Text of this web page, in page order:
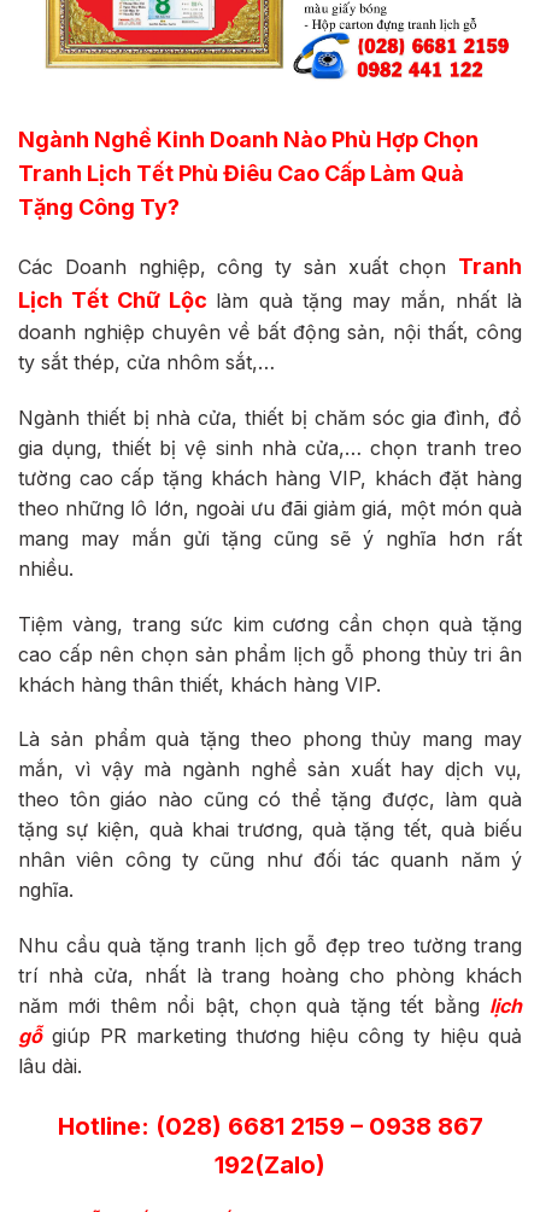
Ngành Nghề Kinh Doanh Nào Phù Hợp Chọn
Tranh Lịch Tết Phù Điêu Cao Cấp Làm Quà
Tặng Công Ty?
Các Doanh nghiệp, công ty sản xuất chọn Tranh
Lịch Tết Chữ Lộc làm quà tặng may mắn, nhất là
doanh nghiệp chuyên về bất động sản, nội thất, công
ty sắt thép, cửa nhôm sắt,…
Ngành thiết bị nhà cửa, thiết bị chăm sóc gia đình, đồ
gia dụng, thiết bị vệ sinh nhà cửa,… chọn tranh treo
tường cao cấp tặng khách hàng VIP, khách đặt hàng
theo những lô lớn, ngoài ưu đãi giảm giá, một món quà
mang may mắn gửi tặng cũng sẽ ý nghĩa hơn rất
nhiều.
Tiệm vàng, trang sức kim cương cần chọn quà tặng
cao cấp nên chọn sản phẩm lịch gỗ phong thủy tri ân
khách hàng thân thiết, khách hàng VIP.
Là sản phẩm quà tặng theo phong thủy mang may
mắn, vì vậy mà ngành nghề sản xuất hay dịch vụ,
theo tôn giáo nào cũng có thể tặng được, làm quà
tặng sự kiện, quà khai trương, quà tặng tết, quà biếu
nhân viên công ty cũng như đối tác quanh năm ý
nghĩa.
Nhu cầu quà tặng tranh lịch gỗ đẹp treo tường trang
trí nhà cửa, nhất là trang hoàng cho phòng khách
năm mới thêm nổi bật, chọn quà tặng tết bằng lịch
gỗgiúp PR marketing thương hiệu công ty hiệu quả
lâu dài.
Hotline: (028) 6681 2159 – 0938 867
192(Zalo)